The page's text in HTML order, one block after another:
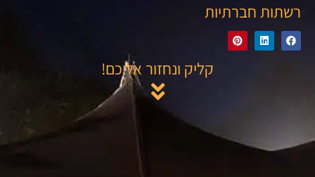
רשתות חברתיות
קליק ונחזור אליכם!